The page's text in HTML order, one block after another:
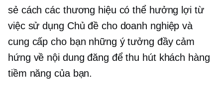
sẻ cách các thương hiệu có thể hưởng lợi từ
việc sử dụng Chủ đề cho doanh nghiệp và
cung cấp cho bạn những ý tưởng đầy cảm
hứng về nội dung đăng để thu hút khách hàng
tiềm năng của bạn.